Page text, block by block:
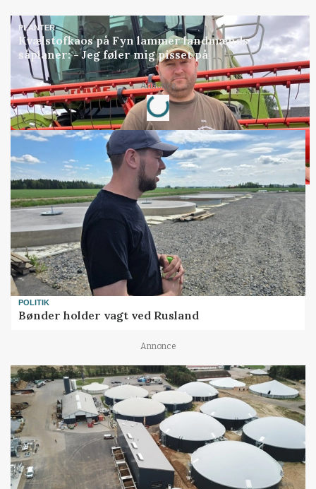
PLANTER
Kvælstofkaos på Fyn lammer landmænds
såplaner: - Jeg føler mig pisset på
Annonce
Loading...
POLITIK
Bønder holder vagt ved Rusland
Annonce